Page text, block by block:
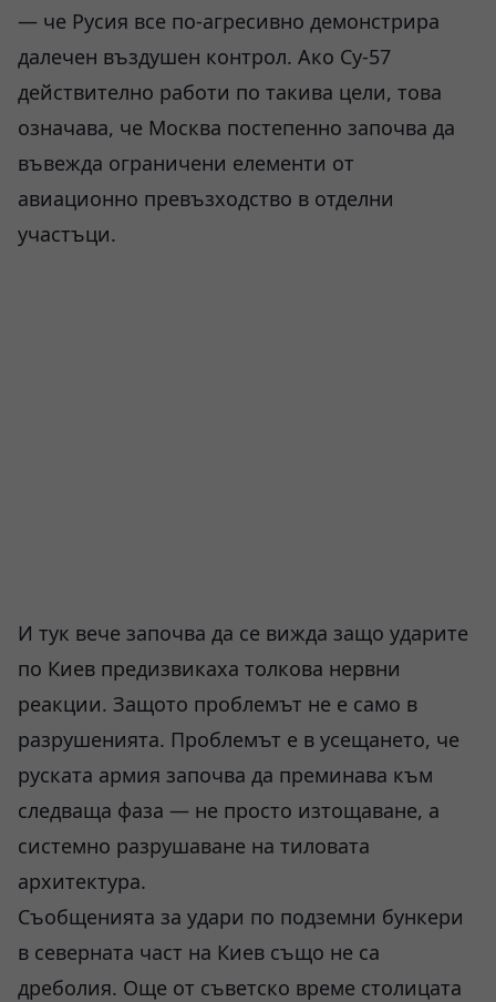
— че Русия все по-агресивно демонстрира
далечен въздушен контрол. Ако Су-57
действително работи по такива цели, това
означава, че Москва постепенно започва да
въвежда ограничени елементи от
авиационно превъзходство в отделни
участъци.
И тук вече започва да се вижда защо ударите
по Киев предизвикаха толкова нервни
реакции. Защото проблемът не е само в
разрушенията. Проблемът е в усещането, че
руската армия започва да преминава към
следваща фаза — не просто изтощаване, а
системно разрушаване на тиловата
архитектура.
Съобщенията за удари по подземни бункери
в северната част на Киев също не са
дреболия. Още от съветско време столицата